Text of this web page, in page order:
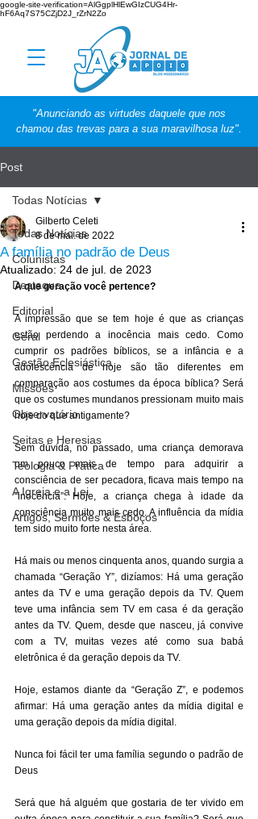
google-site-verification=AlGgplHlEwGIzCUG4Hr-
hF6Aq7S75CZjD2J_rZrN2Zo
"Anunciando as virtudes daquele que nos
chamou das trevas para a sua maravilhosa luz".
Post
Todas Notícias
Colunistas
Destaque
Editorial
Geral
Gestão Eclesiástica
Missões
Observatório
Seitas e Heresias
Teologia & Prática
A Igreja e a Lei
Artigos, Sermões & Esboços
Todas Notícias
A família no padrão de Deus
Gilberto Celeti
8 de mai. de 2022
Atualizado: 24 de jul. de 2023
A que geração você pertence?
A impressão que se tem hoje é que as crianças
estão perdendo a inocência mais cedo. Como
cumprir os padrões bíblicos, se a infância e a
adolescência de hoje são tão diferentes em
comparação aos costumes da época bíblica? Será
que os costumes mundanos pressionam muito mais
hoje do que antigamente?
Sem dúvida, no passado, uma criança demorava
um pouco mais de tempo para adquirir a
consciência de ser pecadora, ficava mais tempo na
“inocência”. Hoje, a criança chega à idade da
consciência muito mais cedo. A influência da mídia
tem sido muito forte nesta área.
Há mais ou menos cinquenta anos, quando surgia a
chamada “Geração Y”, dizíamos: Há uma geração
antes da TV e uma geração depois da TV. Quem
teve uma infância sem TV em casa é da geração
antes da TV. Quem, desde que nasceu, já convive
com a TV, muitas vezes até como sua babá
eletrônica é da geração depois da TV.
Hoje, estamos diante da “Geração Z”, e podemos
afirmar: Há uma geração antes da mídia digital e
uma geração depois da mídia digital.
Nunca foi fácil ter uma família segundo o padrão de
Deus
Será que há alguém que gostaria de ter vivido em